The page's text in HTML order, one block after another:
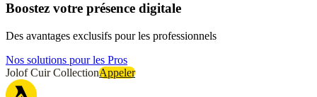
Boostez votre présence digitale
Des avantages exclusifs pour les professionnels
Nos solutions pour les Pros
Jolof Cuir CollectionAppeler